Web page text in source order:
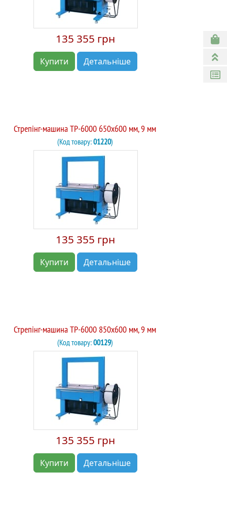
135 355 грн
Купити Детальніше
Стрепінг-машина TP-6000 650х600 мм, 9 мм
(Код товару:01220)
135 355 грн
Купити Детальніше
Стрепінг-машина TP-6000 850х600 мм, 9 мм
(Код товару:00129)
135 355 грн
Купити Детальніше